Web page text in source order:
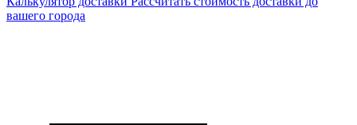
вашего города